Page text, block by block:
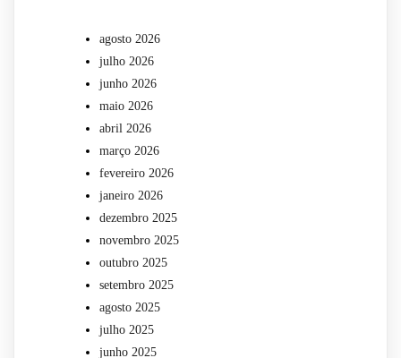
agosto 2026
julho 2026
junho 2026
maio 2026
abril 2026
março 2026
fevereiro 2026
janeiro 2026
dezembro 2025
novembro 2025
outubro 2025
setembro 2025
agosto 2025
julho 2025
junho 2025